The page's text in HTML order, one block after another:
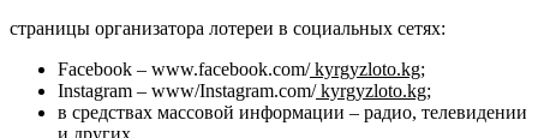
страницы организатора лотереи в социальных сетях:
Facebook – www.facebook.com/kyrgyzloto.kg;
Instagram – www/Instagram.com/kyrgyzloto.kg;
в средствах массовой информации – радио, телевидении
и других.